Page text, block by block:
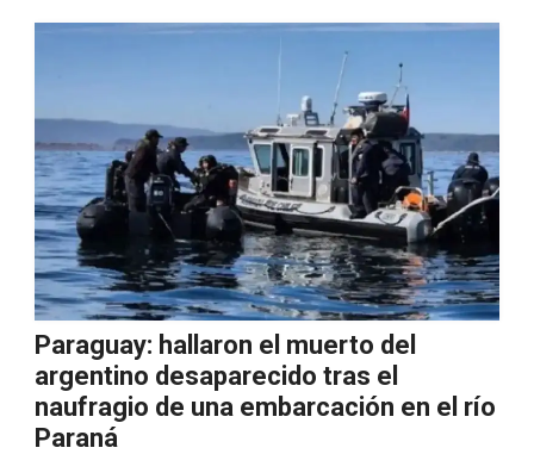
Paraguay: hallaron el muerto del
argentino desaparecido tras el
naufragio de una embarcación en el río
Paraná